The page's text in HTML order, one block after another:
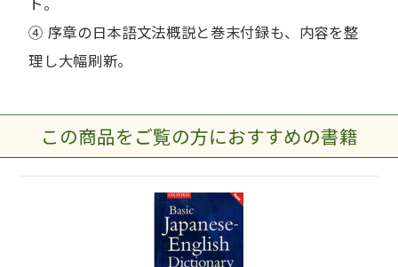
④ 序章の日本語文法概説と巻末付録も、内容を整
理し大幅刷新。
この商品をご覧の方におすすめの書籍